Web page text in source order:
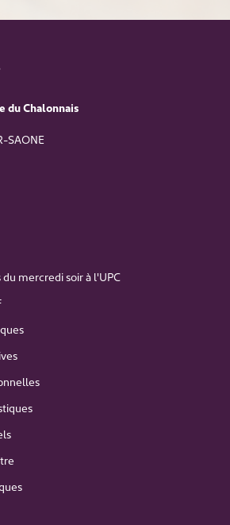
du Chalonnais
SAONE
mercredi soir à l'UPC